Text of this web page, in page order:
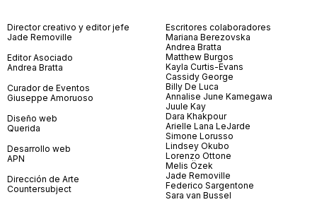
Director creativo y editor jefe
Jade Removille
Editor Asociado
Andrea Bratta
Curador de Eventos
Giuseppe Amoruoso
Diseño web
Querida
Desarrollo web
APN
Dirección de Arte
Countersubject
Escritores colaboradores
Mariana Berezovska
Andrea Bratta
Matthew Burgos
Kayla Curtis-Evans
Cassidy George
Billy De Luca
Annalise June Kamegawa
Juule Kay
Dara Khakpour
Arielle Lana LeJarde
Simone Lorusso
Lindsey Okubo
Lorenzo Ottone
Melis Özek
Jade Removille
Federico Sargentone
Sara van Bussel